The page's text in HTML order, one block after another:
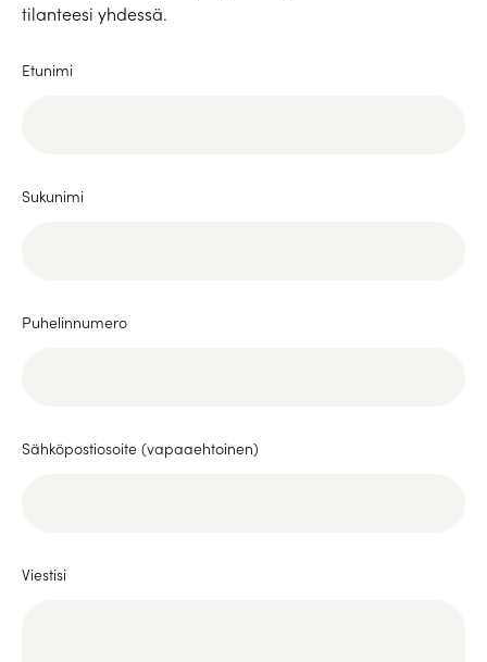
tilanteesi yhdessä.
Etunimi
Sukunimi
Puhelinnumero
Sähköpostiosoite (vapaaehtoinen)
Viestisi